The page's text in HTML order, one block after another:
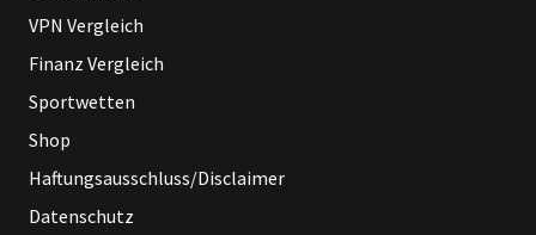
VPN Vergleich
Finanz Vergleich
Sportwetten
Shop
Haftungsausschluss/Disclaimer
Datenschutz